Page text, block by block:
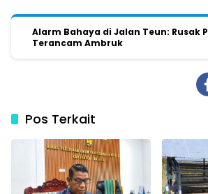
Alarm Bahaya di Jalan Teun: Rusak
Terancam Ambruk
Pos Terkait